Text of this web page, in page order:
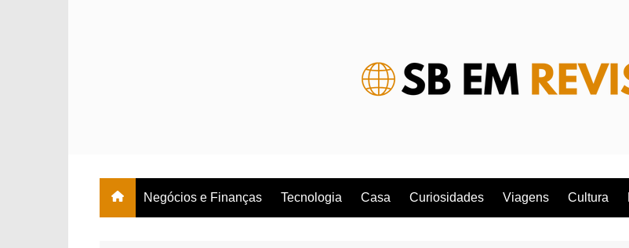
Negócios e Finanças Tecnologia Casa Curiosidades Viagens Cultura